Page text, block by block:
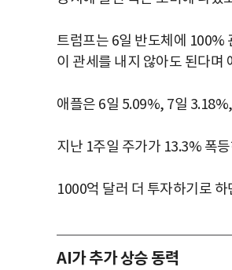
트럼프는 6일 반도체에 100%
이 관세를 내지 않아도 된다며
애플은 6일 5.09%, 7일
지난 1주일 주가가 13.3% 폭
1000억 달러 더 투자하기로
AI가 추가 상승 동력